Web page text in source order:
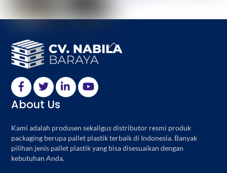
Back
To
About Us
Kami adalah produsen sekaligus distributor resmi produk
packaging berupa pallet plastik terbaik di Indonesia. Banyak
pilihan jenis pallet plastik yang bisa disesuaikan dengan
kebutuhan Anda.